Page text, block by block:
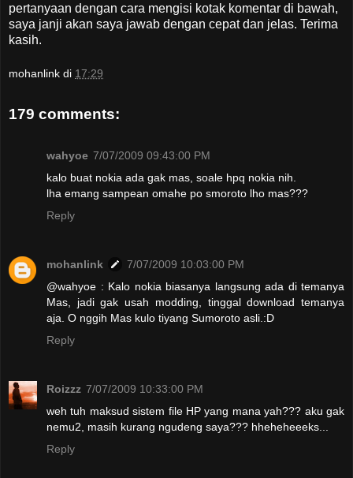
pertanyaan dengan cara mengisi kotak komentar di bawah,
saya janji akan saya jawab dengan cepat dan jelas. Terima
kasih.
mohanlink di 17:29
179 comments:
wahyoe 7/07/2009 09:43:00 PM
kalo buat nokia ada gak mas, soale hpq nokia nih.
lha emang sampean omahe po smoroto lho mas???
Reply
mohanlink
7/07/2009 10:03:00 PM
@wahyoe : Kalo nokia biasanya langsung ada di temanya
Mas, jadi gak usah modding, tinggal download temanya
aja. O nggih Mas kulo tiyang Sumoroto asli.:D
Reply
Roizzz 7/07/2009 10:33:00 PM
weh tuh maksud sistem file HP yang mana yah??? aku gak
nemu2, masih kurang ngudeng saya??? hheheheeeks...
Reply